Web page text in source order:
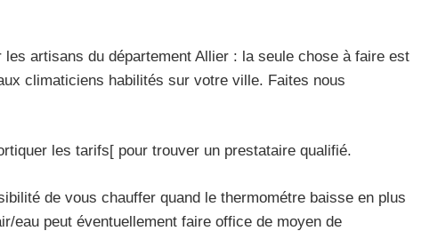
artisans du département Allier : la seule chose à faire est
climaticiens habilités sur votre ville. Faites nous
les tarifs[ pour trouver un prestataire qualifié.
de vous chauffer quand le thermométre baisse en plus
eau peut éventuellement faire office de moyen de